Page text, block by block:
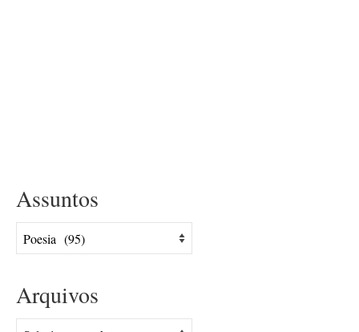
Assuntos
Assuntos
Arquivos
Arquivos